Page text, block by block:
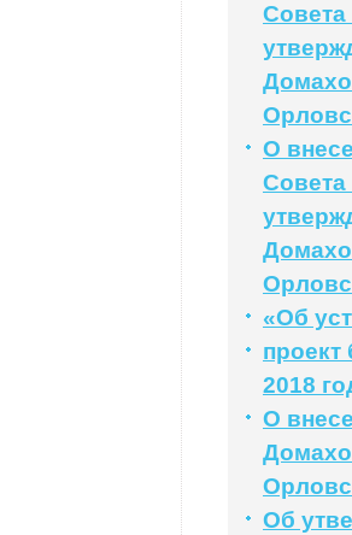
Совета
О
Совета
«Об
проект
2018
О
Об